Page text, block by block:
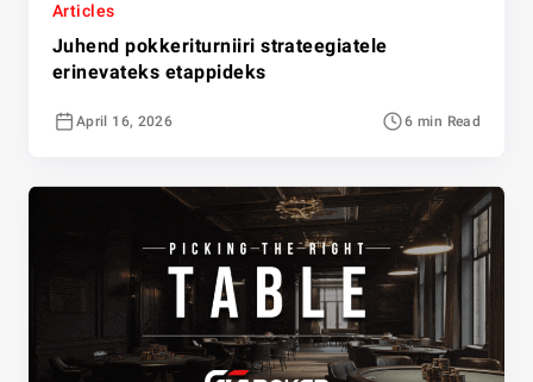
Articles
Juhend pokkeriturniiri strateegiatele
erinevateks etappideks
April 16, 2026 6 min Read